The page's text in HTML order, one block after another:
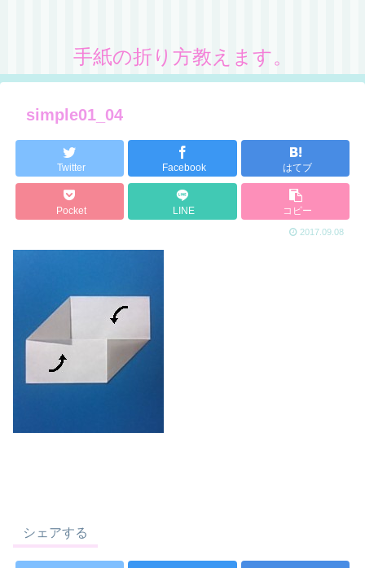
手紙の折り方教えます。
simple01_04
Twitter Facebook はてブ
Pocket LINE コピー
2017.09.08
シェアする